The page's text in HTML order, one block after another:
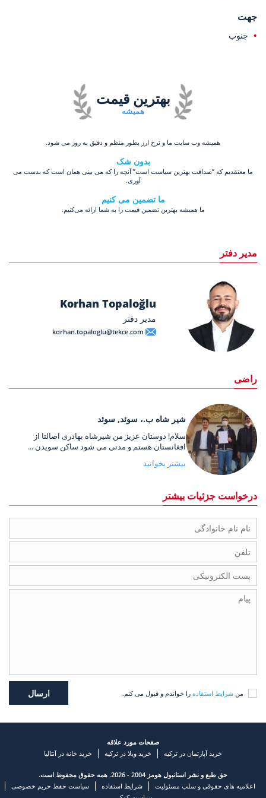
جهت
جنوب
همیشه
بهترین قیمت
همیشه وب سایت ما و نرخ ارز بطور منظم و دقیق به روز می شود.
بدون شک
ما معتقدیم که ”صداقت بهترین سیاست است” آنچه را که می بینی همان است که بدست می
آوری.
ما تضمین می کنیم
ما همیشه بهترین تضمین قیمت را به شما ارائه می‌کنیم.
مدیر دفتر
Korhan Topaloğlu
مدیر دفتر
korhan.topaloglu@tekce.com
راضی
شیر شاه ب.، سوئد, سوئد
سلام! دوستان عزیز من شیرشاه بهادری اصالتا از
افغانستان هستم و مدتی می شود ساکن سویدن ...
بیشتر بخوانید
درخواست جزئیات بیشتر
من شرایط استفاده را خواندم و قبول می کنم.
صفحات مورد علاقه
خرید آپارتمان در ترکیه
خرید ویلا در ترکیه خرید خانه در آنتالیا
حق طبع و نشر استانبول هومز 2004 - 2026. همه حقوق محفوظ است.
اعلامیه های حقوقی و سلب مسئولیت
شرایط استفاده
سیاست حفظ حریم خصوصی